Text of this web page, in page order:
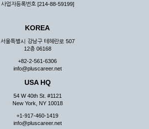
사업자등록번호 [214-88-59199]
KOREA
서울특별시 강남구 테헤란로 507
12층 06168
+82-2-561-6306
info@pluscareer.net
USA HQ
54 W 40th St. #1121
New York, NY 10018
+1-917-460-1419
info@pluscareer.net